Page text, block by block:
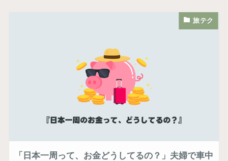
旅テク
「日本一周って、お金どうしてるの？」夫婦で車中